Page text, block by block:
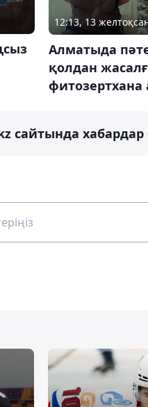
12:13, 13
Алматыда
қолдан
сайтында